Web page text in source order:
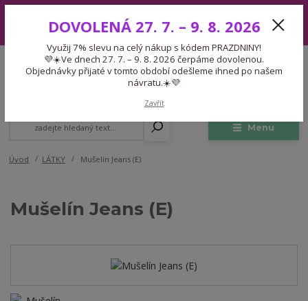
7. – 9. 8. 2026 čerpáme dovolenou. Objednávky přijaté v tomto období
odešleme ihned po našem návratu.☀️💜
Menu
CZK
Expedice 775 866 913
Po-Čt 9-15:30 Pá 9-14:30 Pauza 13-13:45
Úvod LÁTKY Mušelín Jeans (E)
Mušelín Jeans (E)
DOVOLENÁ 27. 7. – 9. 8. 2026
Využij 7% slevu na celý nákup s kódem PRAZDNINY!
💜☀️Ve dnech 27. 7. – 9. 8. 2026 čerpáme dovolenou.
Objednávky přijaté v tomto období odešleme ihned po našem
návratu.☀️💜
Zavřít